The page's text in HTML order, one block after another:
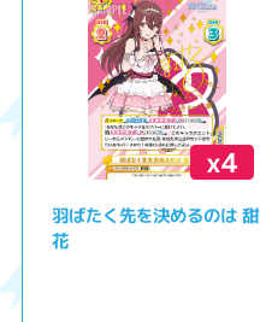
x4
羽ばたく先を決めるのは 甜
花